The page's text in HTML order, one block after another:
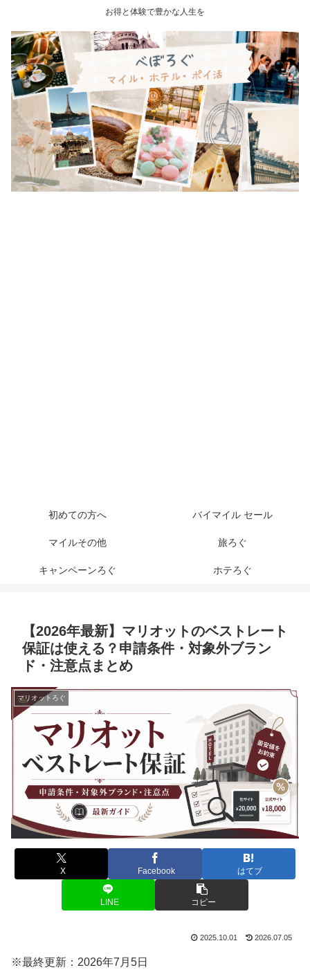
お得と体験で豊かな人生を
初めての方へ バイマイル セール
マイルその他 旅ろぐ
キャンペーンろぐ ホテろぐ
【2026年最新】マリオットのベストレート
保証は使える？申請条件・対象外ブラン
ド・注意点まとめ
マリオットろぐ
X Facebook はてブ
LINE コピー
2025.10.01 2026.07.05
※最終更新：2026年7月5日